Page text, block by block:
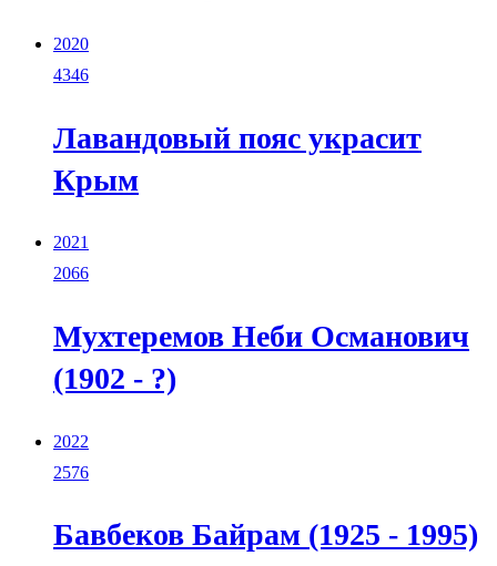
2020
4346
Лавандовый пояс украсит
Крым
2021
2066
Мухтеремов Неби Османович
(1902 - ?)
2022
2576
Бавбеков Байрам (1925 - 1995)